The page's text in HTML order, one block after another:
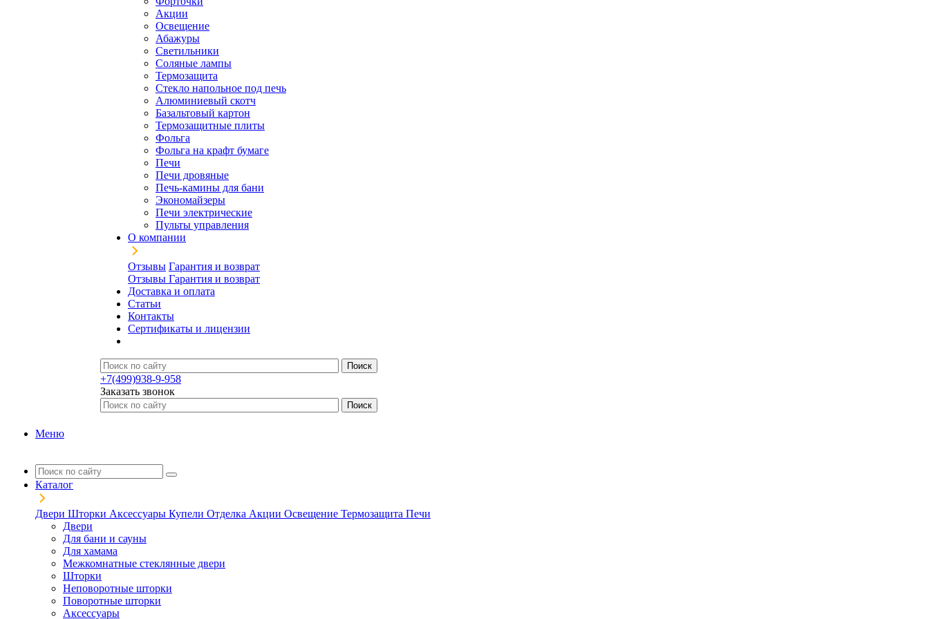
Акции
Освещение
Абажуры
Светильники
Соляные лампы
Термозащита
Стекло напольное под печь
Алюминиевый скотч
Базальтовый картон
Термозащитные плиты
Фольга
Фольга на крафт бумаге
Печи
Печи дровяные
Печь-камины для бани
Экономайзеры
Печи электрические
Пульты управления
О компании
Отзывы Гарантия и возврат
Отзывы Гарантия и возврат
Доставка и оплата
Статьи
Контакты
Сертификаты и лицензии
+7(499)938-9-958
Заказать звонок
Меню
Каталог
Двери Шторки Аксессуары Купели Отделка Акции Освещение Термозащита Печи
Двери
Для бани и сауны
Для хамама
Межкомнатные стеклянные двери
Шторки
Неповоротные шторки
Поворотные шторки
Аксессуары